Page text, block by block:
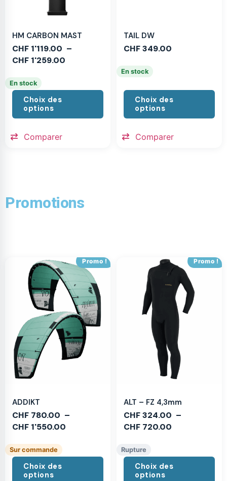
HM CARBON MAST
CHF 1'119.00 –
CHF 1'259.00
En stock
Choix des
options
Comparer
TAIL DW
CHF349.00
En stock
Choix des
options
Comparer
Promotions
Promo !
ADDIKT
CHF 780.00 –
CHF 1'550.00
Sur commande
Choix des
options
Promo !
ALT – FZ 4,3mm
CHF324.00 –
CHF 720.00
Rupture
Choix des
options